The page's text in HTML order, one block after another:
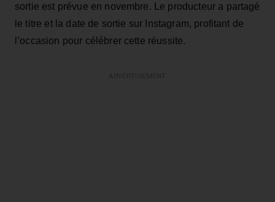
sortie est prévue en novembre. Le producteur a partagé
le titre et la date de sortie sur Instagram, profitant de
l’occasion pour célébrer cette réussite.